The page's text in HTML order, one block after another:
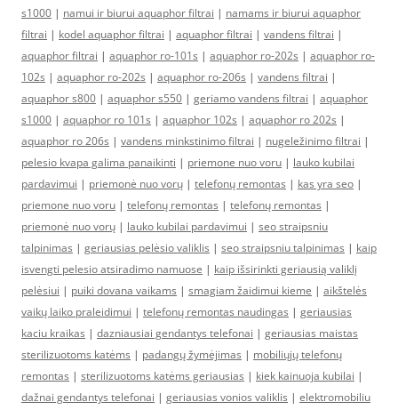
s1000 | namui ir biurui aquaphor filtrai | namams ir biurui aquaphor
filtrai | kodel aquaphor filtrai | aquaphor filtrai | vandens filtrai |
aquaphor filtrai | aquaphor ro-101s | aquaphor ro-202s | aquaphor ro-
102s | aquaphor ro-202s | aquaphor ro-206s | vandens filtrai |
aquaphor s800 | aquaphor s550 | geriamo vandens filtrai | aquaphor
s1000 | aquaphor ro 101s | aquaphor 102s | aquaphor ro 202s |
aquaphor ro 206s | vandens minkstinimo filtrai | nugeležinimo filtrai |
pelesio kvapa galima panaikinti | priemone nuo voru | lauko kubilai
pardavimui | priemonė nuo vorų | telefonų remontas | kas yra seo |
priemone nuo voru | telefonų remontas | telefonų remontas |
priemonė nuo vorų | lauko kubilai pardavimui | seo straipsniu
talpinimas | geriausias pelėsio valiklis | seo straipsniu talpinimas | kaip
isvengti pelesio atsiradimo namuose | kaip išsirinkti geriausią valiklį
pelėsiui | puiki dovana vaikams | smagiam žaidimui kieme | aikštelės
vaikų laiko praleidimui | telefonų remontas naudingas | geriausias
kaciu kraikas | dazniausiai gendantys telefonai | geriausias maistas
sterilizuotoms katėms | padangų žymėjimas | mobiliųjų telefonų
remontas | sterilizuotoms katėms geriausias | kiek kainuoja kubilai |
dažnai gendantys telefonai | geriausias vonios valiklis | elektromobiliu